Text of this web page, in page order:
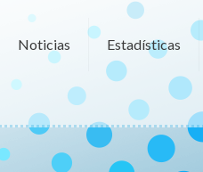
Noticias Estadísticas